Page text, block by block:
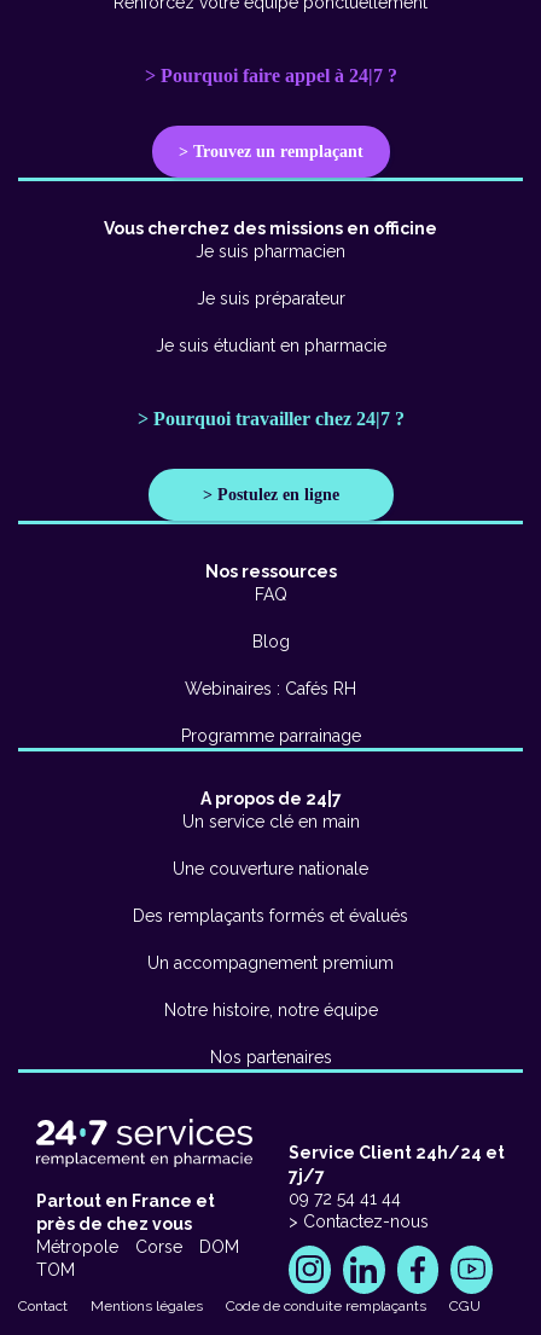
> Pourquoi faire appel à 24|7 ?
> Trouvez un remplaçant
Vous cherchez des missions en officine
Je suis pharmacien
Je suis préparateur
Je suis étudiant en pharmacie
> Pourquoi travailler chez 24|7 ?
> Postulez en ligne
Nos ressources
FAQ
Blog
Webinaires : Cafés RH
Programme parrainage
A propos de 24|7
Un service clé en main
Une couverture nationale
Des remplaçants formés et évalués
Un accompagnement premium
Notre histoire, notre équipe
Nos partenaires
Partout en France et
près de chez vous
Métropole
Corse
DOM
TOM
Service Client 24h/24 et
7j/7
09 72 54 41 44
> Contactez-nous
Contact Mentions légales Code de conduite remplaçants CGU